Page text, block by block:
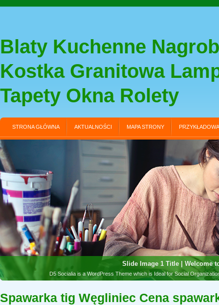
Blaty Kuchenne
Kostka Granitowa
Tapety Okna Rolety
STRONA GŁÓWNA AKTUALNOŚCI MAPA STRONY
Spawarka tig Węgliniec Cena